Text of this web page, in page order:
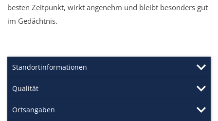
besten Zeitpunkt, wirkt angenehm und bleibt besonders gut
im Gedächtnis.
Standortinformationen
Qualität
Ortsangaben